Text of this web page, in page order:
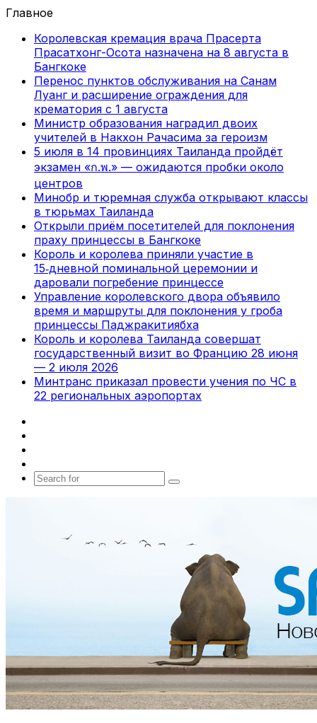
Главное
Королевская кремация врача Прасерта
Прасатхонг-Осота назначена на 8 августа в
Бангкоке
Перенос пунктов обслуживания на Санам
Луанг и расширение ограждения для
крематория с 1 августа
Министр образования наградил двоих
учителей в Накхон Рачасима за героизм
5 июля в 14 провинциях Таиланда пройдёт
экзамен «ก.พ.» — ожидаются пробки около
центров
Минобр и тюремная служба открывают классы
в тюрьмах Таиланда
Открыли приём посетителей для поклонения
праху принцессы в Бангкоке
Король и королева приняли участие в
15‑дневной поминальной церемонии и
даровали погребение принцессе
Управление королевского двора объявило
время и маршруты для поклонения у гроба
принцессы Паджракитиябха
Король и королева Таиланда совершат
государственный визит во Францию 28 июня
— 2 июля 2026
Минтранс приказал провести учения по ЧС в
22 региональных аэропортах
Search